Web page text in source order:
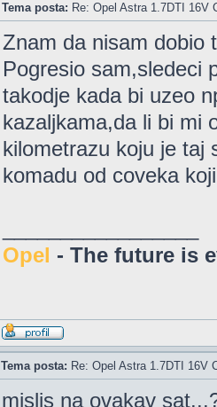
Tema posta: Re: Opel Astra 1.7DTI 16V
Znam da nisam
Pogresio sam,sledeci
takodje kada bi uzeo
kazaljkama,da li bi mi
kilometrazu koju je taj
komadu od coveka
Opel - The future is
Tema posta: Re: Opel Astra 1.7DTI 16V
mislis na ovakav